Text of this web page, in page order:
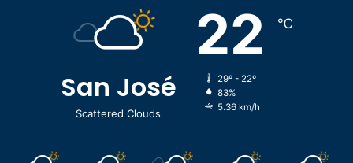
San José
Scattered Clouds
22 ℃
29º - 22º
83%
5.36 km/h